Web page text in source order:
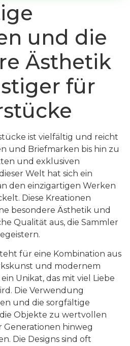
und die
Ästhetik
für
ist vielfältig und reicht
und Briefmarken bis hin zu
und exklusiven
Welt hat sich ein
den einzigartigen Werken
Diese Kreationen
besondere Ästhetik und
Qualität aus, die Sammler
für eine Kombination aus
und modernem
Unikat, das mit viel Liebe
Die Verwendung
und die sorgfältige
Objekte zu wertvollen
Generationen hinweg
Die Designs sind oft